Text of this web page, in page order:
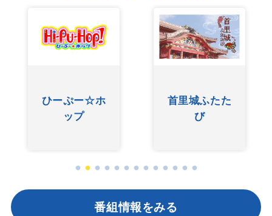
ぐしけんさん
友近ありんく
りんのい～あ
んべぇ
番組情報をみる